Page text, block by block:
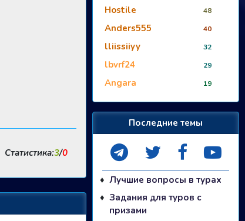
Hostile 48
Anders555 40
lliissiiyy 32
lbvrf24 29
Angara 19
Последние темы
Лучшие вопросы в турах
Задания для туров с
призами
Статистика:3/0